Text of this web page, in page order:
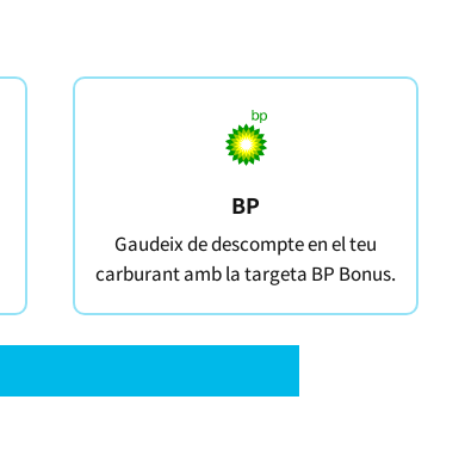
BP
Gaudeix de descompte en el teu
carburant amb la targeta BP Bonus.